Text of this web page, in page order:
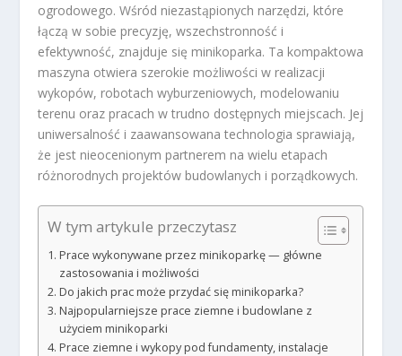
ogrodowego. Wśród niezastąpionych narzędzi, które
łączą w sobie precyzję, wszechstronność i
efektywność, znajduje się minikoparka. Ta kompaktowa
maszyna otwiera szerokie możliwości w realizacji
wykopów, robotach wyburzeniowych, modelowaniu
terenu oraz pracach w trudno dostępnych miejscach. Jej
uniwersalność i zaawansowana technologia sprawiają,
że jest nieocenionym partnerem na wielu etapach
różnorodnych projektów budowlanych i porządkowych.
W tym artykule przeczytasz
Prace wykonywane przez minikoparkę — główne
zastosowania i możliwości
Do jakich prac może przydać się minikoparka?
Najpopularniejsze prace ziemne i budowlane z
użyciem minikoparki
Prace ziemne i wykopy pod fundamenty, instalacje